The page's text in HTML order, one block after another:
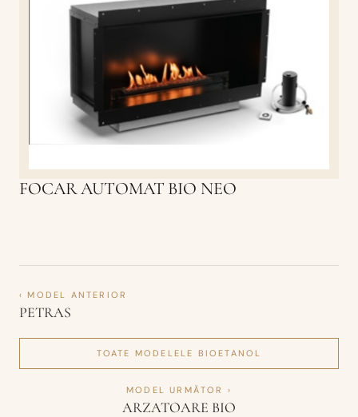
FOCAR AUTOMAT BIO NEO
‹ MODEL ANTERIOR
PETRAS
TOATE MODELELE BIOETANOL
MODEL URMĂTOR ›
ARZATOARE BIO